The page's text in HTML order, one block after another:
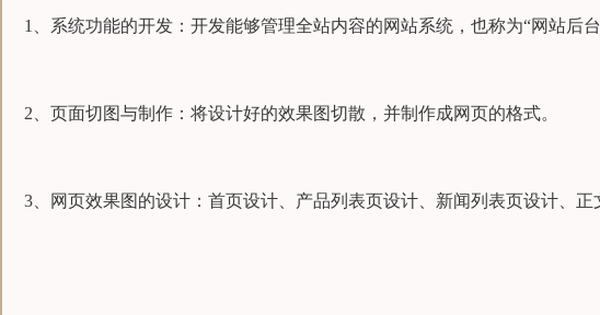
1、系统功能的开发：开发能够管理全站内容的网站系统，也称为“网站后
2、页面切图与制作：将设计好的效果图切散，并制作成网页的格式。
3、网页效果图的设计：首页设计、产品列表页设计、新闻列表页设计、正